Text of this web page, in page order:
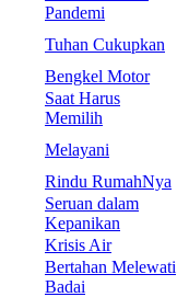
Pandemi
Tuhan Cukupkan
Bengkel Motor
Saat Harus
Memilih
Melayani
Rindu RumahNya
Seruan dalam
Kepanikan
Krisis Air
Bertahan Melewati
Badai